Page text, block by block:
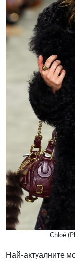
Chloé
Най-актуалните